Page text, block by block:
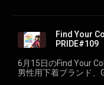
Find Your
PRIDE#109
6月15日のFind Your
男性用下着ブランド、